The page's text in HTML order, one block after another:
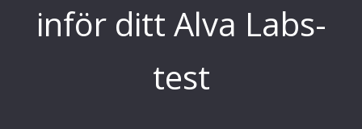
inför ditt Alva Labs-
test